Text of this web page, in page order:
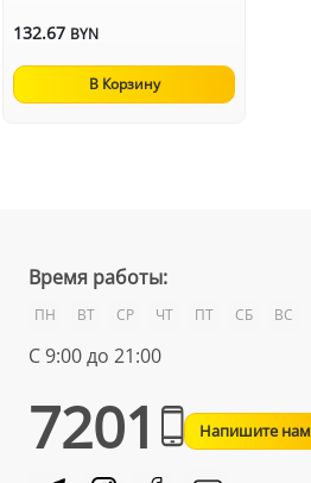
132.67 BYN
В Корзину
Время работы:
ПН ВТ СР ЧТ ПТ СБ ВС
С 9:00 до 21:00
7201 Напишите нам